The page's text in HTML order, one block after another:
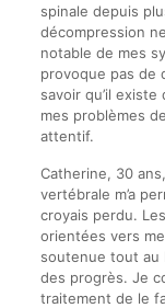
spinale depuis
décompression
notable de mes
provoque pas de
savoir qu’il
mes problèmes
attentif.
Catherine, 30
vertébrale m’a
croyais perdu.
orientées vers
soutenue tout au
des progrès. Je
traitement de le